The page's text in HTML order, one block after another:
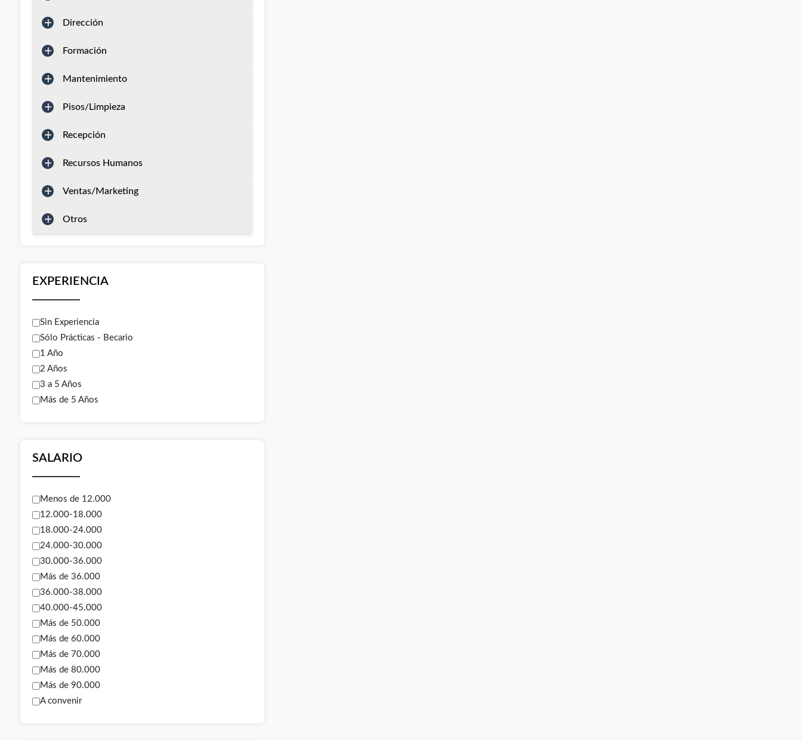
Dirección
Formación
Mantenimiento
Pisos/Limpieza
Recepción
Recursos Humanos
Ventas/Marketing
Otros
EXPERIENCIA
Sin Experiencia
Sólo Prácticas - Becario
1 Año
2 Años
3 a 5 Años
Más de 5 Años
SALARIO
Menos de 12.000
12.000-18.000
18.000-24.000
24.000-30.000
30.000-36.000
Más de 36.000
36.000-38.000
40.000-45.000
Más de 50.000
Más de 60.000
Más de 70.000
Más de 80.000
Más de 90.000
A convenir